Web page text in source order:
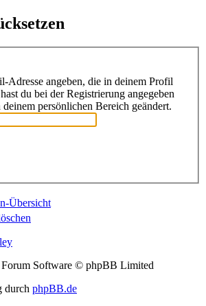
Adresse angeben, die in deinem Profil
du bei der Registrierung angegeben
persönlichen Bereich geändert.
Übersicht
Software © phpBB Limited
durch phpBB.de